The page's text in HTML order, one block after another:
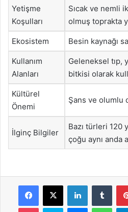
Yetişme
Koşulları
Sıcak ve nemli
olmuş toprakta
Ekosistem Besin kaynağı
Kullanım
Alanları
Geleneksel tıp,
bitkisi olarak
Kültürel
Önemi
Şans ve olumlu
İlginç Bilgiler
Bazı türleri 120
çoğu aynı anda
Facebook
X LinkedIn
Pocket Skype Messenger